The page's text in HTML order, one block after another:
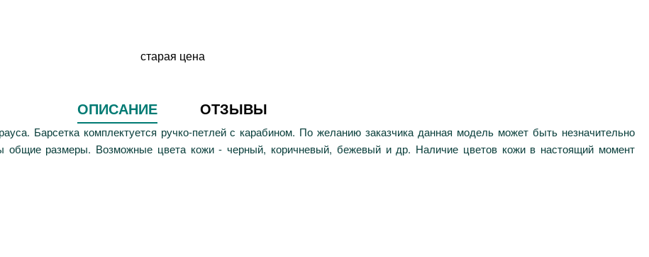
старая цена
ОПИСАНИЕ ОТЗЫВЫ
Барсетка комплектуется ручко-петлей с карабином. По желанию заказчика данная модель может быть незначительно
общие размеры. Возможные цвета кожи - черный, коричневый, бежевый и др. Наличие цветов кожи в настоящий момент